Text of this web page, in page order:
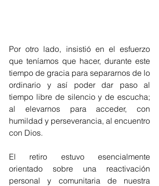
Por otro lado, insistió en el esfuerzo
que teníamos que hacer, durante este
tiempo de gracia para separarnos de lo
ordinario y así poder dar paso al
tiempo libre de silencio y de escucha;
al elevarnos para acceder, con
humildad y perseverancia, al encuentro
con Dios.
El retiro estuvo esencialmente
orientado sobre una reactivación
personal y comunitaria de nuestra